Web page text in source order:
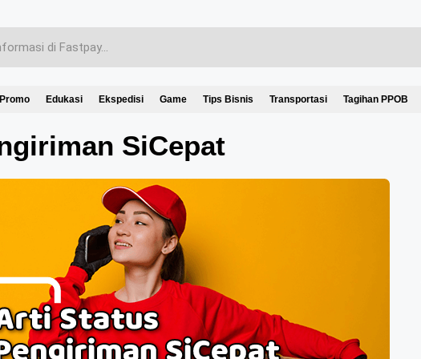
Edukasi Ekspedisi Game Tips Bisnis Transportasi Tagihan PPOB
SiCepat